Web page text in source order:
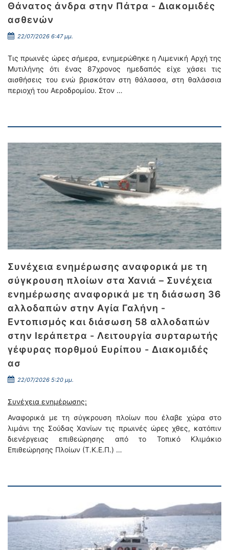
Θάνατος άνδρα στην Πάτρα - Διακομιδές
ασθενών
22/07/2026 6:47 μμ.
Τις πρωινές ώρες σήμερα, ενημερώθηκε η Λιμενική Αρχή της
Μυτιλήνης ότι ένας 87χρονος ημεδαπός είχε χάσει τις
αισθήσεις του ενώ βρισκόταν στη θάλασσα, στη θαλάσσια
περιοχή του Αεροδρομίου. Στον …
Συνέχεια ενημέρωσης αναφορικά με τη
σύγκρουση πλοίων στα Χανιά – Συνέχεια
ενημέρωσης αναφορικά με τη διάσωση 36
αλλοδαπών στην Αγία Γαλήνη -
Εντοπισμός και διάσωση 58 αλλοδαπών
στην Ιεράπετρα - Λειτουργία συρταρωτής
γέφυρας πορθμού Ευρίπου - Διακομιδές
ασ
22/07/2026 5:20 μμ.
Συνέχεια ενημέρωσης:
Αναφορικά με τη σύγκρουση πλοίων που έλαβε χώρα στο
λιμάνι της Σούδας Χανίων τις πρωινές ώρες χθες, κατόπιν
διενέργειας επιθεώρησης από το Τοπικό Κλιμάκιο
Επιθεώρησης Πλοίων (Τ.Κ.Ε.Π.) …